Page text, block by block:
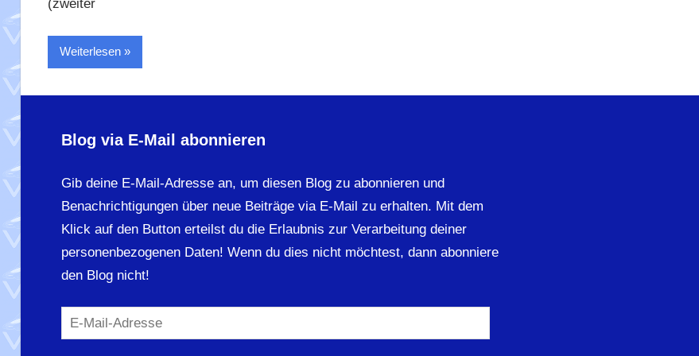
(zweiter
Weiterlesen
Blog via E-Mail abonnieren
Gib deine E-Mail-Adresse an, um diesen Blog zu abonnieren und
Benachrichtigungen über neue Beiträge via E-Mail zu erhalten. Mit dem
Klick auf den Button erteilst du die Erlaubnis zur Verarbeitung deiner
personenbezogenen Daten! Wenn du dies nicht möchtest, dann abonniere
den Blog nicht!
E-
Mail-